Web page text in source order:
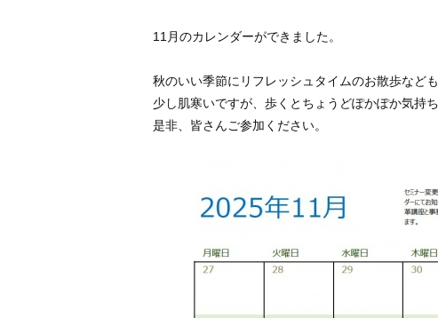
11月のカレンダーができました。
秋のいい季節にリフレッシュタイムのお散歩など
少し肌寒いですが、歩くとちょうどぽかぽか気持
是非、皆さんご参加ください。